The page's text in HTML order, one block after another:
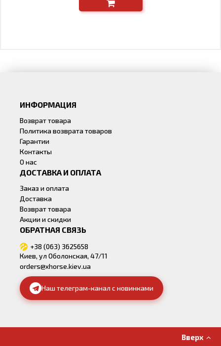
ИНФОРМАЦИЯ
Возврат товара
Политика возврата товаров
Гарантии
Контакты
О нас
ДОСТАВКА И ОПЛАТА
Заказ и оплата
Доставка
Возврат товара
Акции и скидки
ОБРАТНАЯ СВЯЗЬ
+38 (063) 3625658
Киев, ул Оболонская, 47/11
orders@xhorse.kiev.ua
Наш телеграм-канал с новинками
Вверх